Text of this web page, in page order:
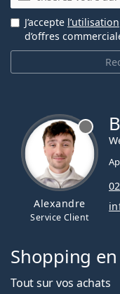
J’accepte l’utilisation
d’offres
Alexandre
Service Client
Shopping
Tout sur vos achats